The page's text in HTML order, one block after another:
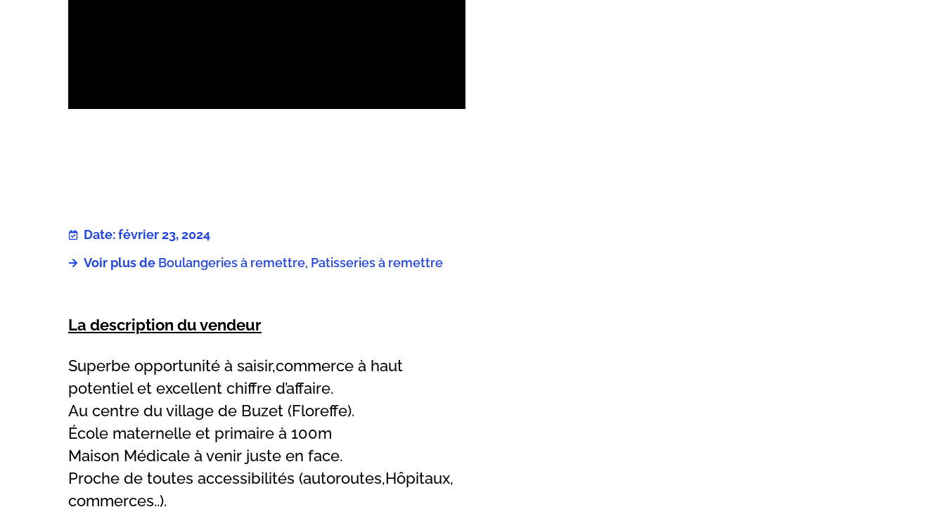
Date: février 23, 2024
Voir plus de Boulangeries à remettre, Patisseries à remettre
La description du vendeur
Superbe opportunité à saisir,commerce à haut
potentiel et excellent chiffre d’affaire.
Au centre du village de Buzet (Floreffe).
École maternelle et primaire à 100m
Maison Médicale à venir juste en face.
Proche de toutes accessibilités (autoroutes,Hôpitaux,
commerces..).